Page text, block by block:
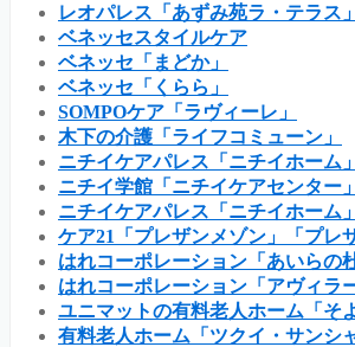
レオパレス「あずみ苑ラ・テラス」
ベネッセスタイルケア
ベネッセ「まどか」
ベネッセ「くらら」
SOMPOケア「ラヴィーレ」
木下の介護「ライフコミューン」
ニチイケアパレス「ニチイホーム」
ニチイ学館「ニチイケアセンター」
ニチイケアパレス「ニチイホーム」
ケア21「プレザンメゾン」「プレ
はれコーポレーション「あいらの
はれコーポレーション「アヴィラ
ユニマットの有料老人ホーム「そ
有料老人ホーム「ツクイ・サンシ